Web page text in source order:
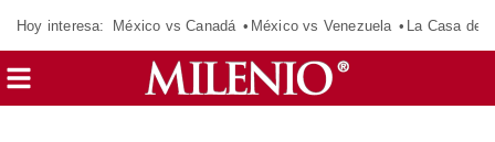
Hoy interesa: México vs Canadá México vs Venezuela La Casa de